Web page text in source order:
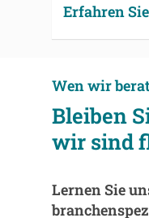
Erfahren
Wen wir
Bleiben
wir sind
Lernen Sie